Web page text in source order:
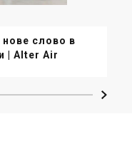
слово в
| Alter Air